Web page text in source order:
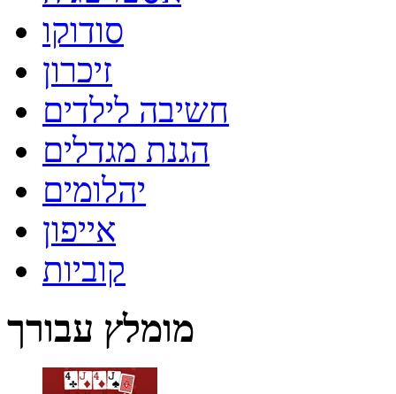
סודוקו
זיכרון
חשיבה לילדים
הגנת מגדלים
יהלומים
אייפון
קוביות
מומלץ עבורך